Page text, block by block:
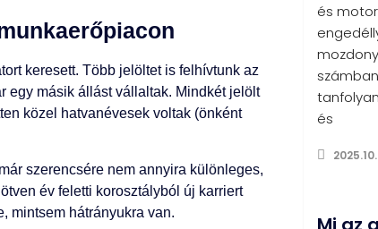
keresett. Több jelöltet is felhívtunk az
egy másik állást vállaltak. Mindkét jelölt
közel hatvanévesek voltak (önként
szerencsére nem annyira különleges,
év feletti korosztályból új karriert
mintsem hátrányukra van.
és
és